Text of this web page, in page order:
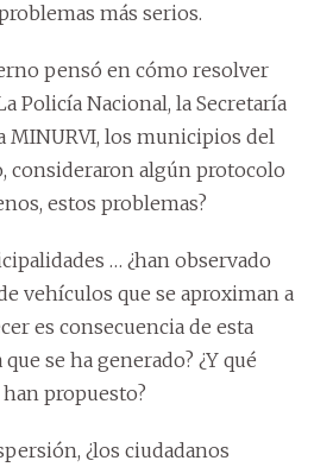
más serios.
pensó en cómo resolver
Policía Nacional, la Secretaría
MINURVI, los municipios del
consideraron algún protocolo
estos problemas?
… ¿han observado
vehículos que se aproximan a
es consecuencia de esta
se ha generado? ¿Y qué
propuesto?
¿los ciudadanos